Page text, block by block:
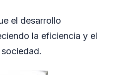
el desarrollo
la eficiencia y el